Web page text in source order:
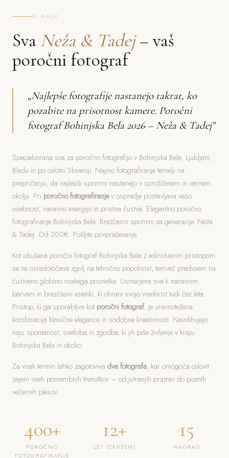
O NAJU
Sva Neža & Tadej– vaš
poročni fotograf
„Najlepše fotografije nastanejo takrat, ko
pozabite na prisotnost kamere. Poročni
fotograf Bohinjska Bela 2026 – Neža & Tadej"
Specializirana sva za poročno fotografijo v Bohinjska Bela, Ljubljani,
Bledu in po celotni Sloveniji. Najino fotografiranje temelji na
prepričanju, da najlepši spomini nastanejo v sproščenem in varnem
okolju. Pri poročno fotografiranjev ospredje postavljava vašo
osebnost, naravno energijo in pristna čustva. Elegantno poročno
fotografiranje Bohinjska Bela. Brezčasni spomini za generacije. Neža
& Tadej. Od 200€. Pošljite povpraševanje.
Kot izkušena poročni fotograf Bohinjska Bela z edinstvenim pristopom
se ne osredotočava zgolj na tehnično popolnost, temveč predvsem na
čustveno globino vsakega posnetka. Usmerjena sva k naravnim
barvam in brezčasni estetiki, ki ohrani svojo vrednost tudi čez leta.
Pristop, ki ga uporabljva kot poročni fotograf, je uravnotežena
kombinacija klasične elegance in sodobne kreativnosti. Navdihujejo
naju spontanost, svetloba in zgodbe, ki jih piše življenje v kraju
Bohinjska Bela in okolici.
Za vsak termin lahko zagotoviva dva fotografa, kar omogoča celovit
zajem vseh pomembnih trenutkov – od jutranjih priprav do poznih
večernih plesov.
400+
POROČNO
FOTOGRAFIRANJE
12+
LET IZKUŠENJ
15
NAGRAD